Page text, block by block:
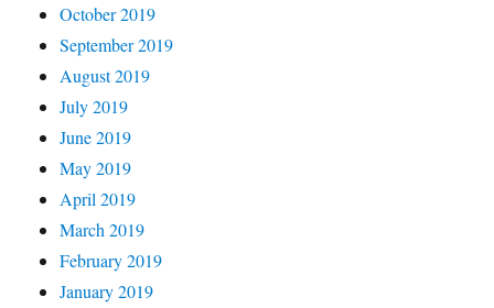
October 2019
September 2019
August 2019
July 2019
June 2019
May 2019
April 2019
March 2019
February 2019
January 2019